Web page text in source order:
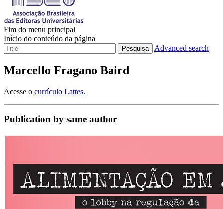
Fim do menu principal
Início do conteúdo da página
Pesquisa Advanced search
Marcello Fragano Baird
Acesse o currículo Lattes.
Publication by same author